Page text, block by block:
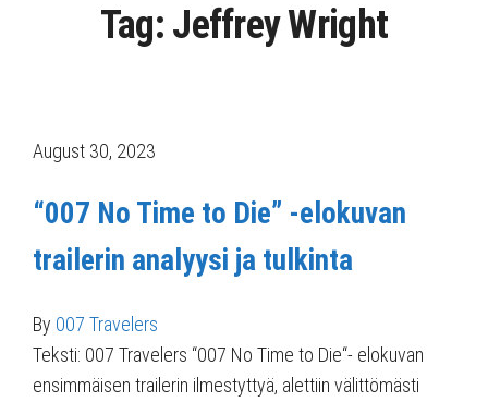
Tag: Jeffrey Wright
August 30, 2023
“007 No Time to Die” -elokuvan
trailerin analyysi ja tulkinta
By 007 Travelers
Teksti: 007 Travelers “007 No Time to Die“- elokuvan
ensimmäisen trailerin ilmestyttyä, alettiin välittömästi